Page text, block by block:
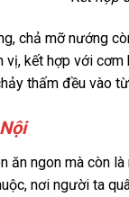
chả mỡ nướng
kết hợp với
thấm đều vào
ăn ngon mà còn
nơi người ta